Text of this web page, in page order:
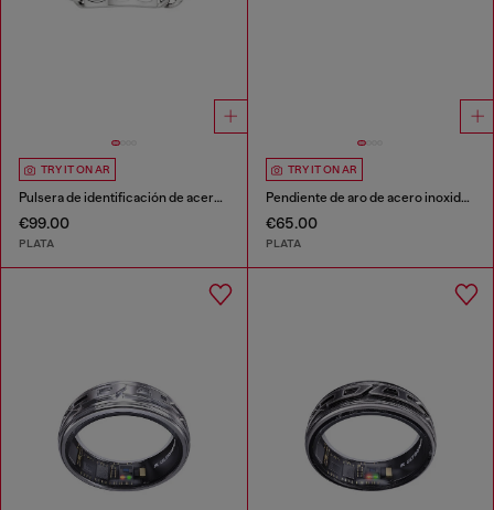
TRY IT ON AR
Pulsera de identificación de acero inoxidable
€99.00
PLATA
TRY IT ON AR
Pendiente de aro de acero inoxidable
€65.00
PLATA